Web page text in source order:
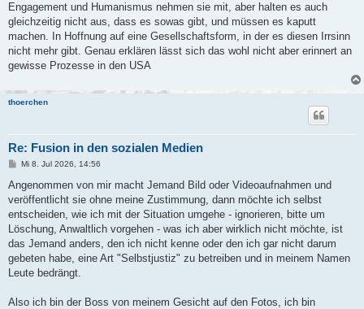
Engagement und Humanismus nehmen sie mit, aber halten es auch
gleichzeitig nicht aus, dass es sowas gibt, und müssen es kaputt
machen. In Hoffnung auf eine Gesellschaftsform, in der es diesen Irrsinn
nicht mehr gibt. Genau erklären lässt sich das wohl nicht aber erinnert an
gewisse Prozesse in den USA
thoerchen
Re: Fusion in den sozialen Medien
B
i
r
a
Mi 8. Jul 2026, 14:56
Angenommen von mir macht Jemand Bild oder Videoaufnahmen und
veröffentlicht sie ohne meine Zustimmung, dann möchte ich selbst
entscheiden, wie ich mit der Situation umgehe - ignorieren, bitte um
Löschung, Anwaltlich vorgehen - was ich aber wirklich nicht möchte, ist
das Jemand anders, den ich nicht kenne oder den ich gar nicht darum
gebeten habe, eine Art "Selbstjustiz" zu betreiben und in meinem Namen
Leute bedrängt.
Also ich bin der Boss von meinem Gesicht auf den Fotos, ich bin